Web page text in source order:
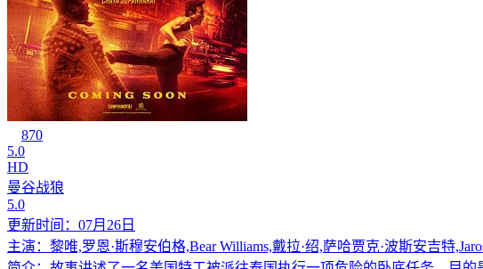
870
5.0
HD
曼谷战狼
5.0
更新时间：07月26日
主演：黎唯,罗恩·斯穆安伯格,Bear Williams,戴拉·绍,萨哈贾克·波斯安吉特